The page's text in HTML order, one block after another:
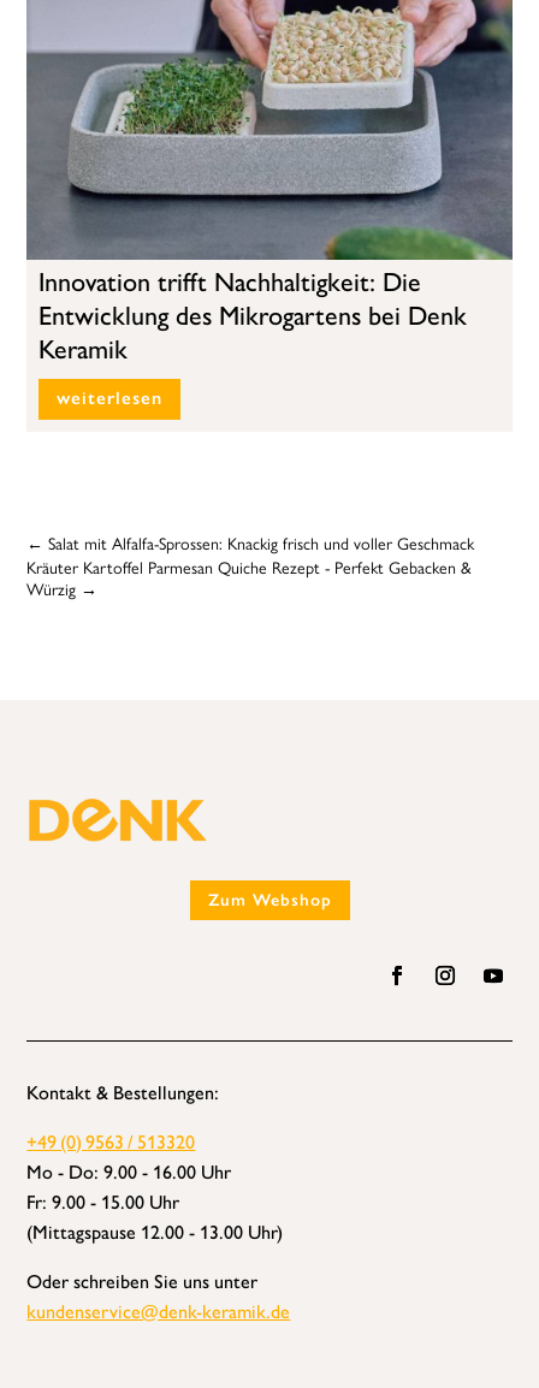
Innovation trifft Nachhaltigkeit: Die
Entwicklung des Mikrogartens bei Denk
Keramik
weiterlesen
←Salat mit Alfalfa-Sprossen: Knackig frisch und voller Geschmack
Kräuter Kartoffel Parmesan Quiche Rezept - Perfekt Gebacken &
Würzig →
Zum Webshop
Kontakt & Bestellungen:
+49 (0) 9563 / 513320
Mo - Do: 9.00 - 16.00 Uhr
Fr: 9.00 - 15.00 Uhr
(Mittagspause 12.00 - 13.00 Uhr)
Oder schreiben Sie uns unter
kundenservice@denk-keramik.de